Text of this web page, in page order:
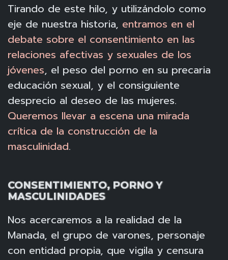
Tirando de este hilo, y utilizándolo como
eje de nuestra historia, entramos en el
debate sobre el consentimiento en las
relaciones afectivas y sexuales de los
jóvenes, el peso del porno en su precaria
educación sexual, y el consiguiente
desprecio al deseo de las mujeres.
Queremos llevar a escena una mirada
crítica de la construcción de la
masculinidad.
CONSENTIMIENTO, PORNO Y
MASCULINIDADES
Nos acercaremos a la realidad de la
Manada, el grupo de varones, personaje
con entidad propia, que vigila y censura